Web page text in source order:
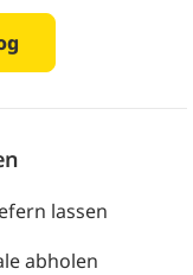
lassen
abholen